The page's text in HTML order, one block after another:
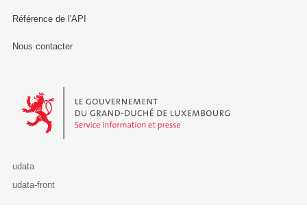
Référence de l'API
Nous contacter
Le Gouvernement du Grand-Duché de Luxembourg - Service
udata
udata-front